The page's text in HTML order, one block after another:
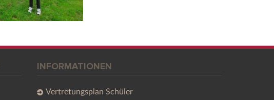
INFORMATIONEN
Vertretungsplan Schüler